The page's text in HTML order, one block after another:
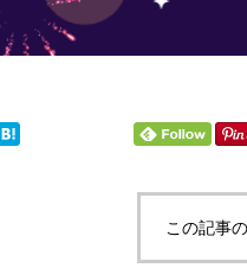
この記事